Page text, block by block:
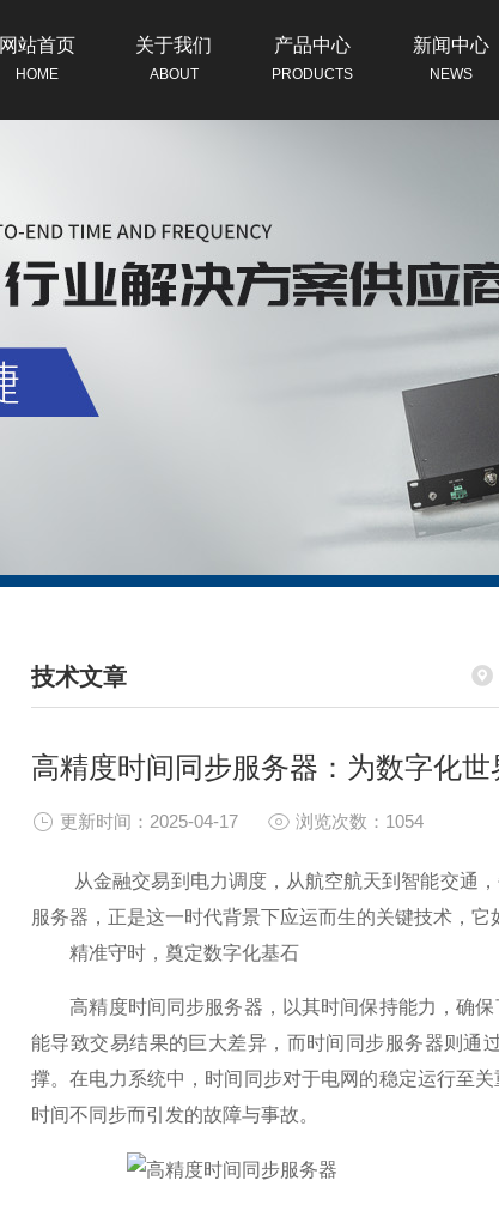
网站首页
HOME
关于我们
ABOUT
产品中心
PRODUCTS
新闻中心
NEWS
技术文章
/ TECHNICAL ARTICLES
高精度时间同步服务器：为数字化
更新时间：2025-04-17 浏览次数：1054
从金融交易到电力调度，从航空航天到智能交通，
服务器，正是这一时代背景下应运而生的关键技术，它
精准守时，奠定数字化基石
高精度时间同步服务器，以其时间保持能力，确保
能导致交易结果的巨大差异，而时间同步服务器则通
撑。在电力系统中，时间同步对于电网的稳定运行至
时间不同步而引发的故障与事故。